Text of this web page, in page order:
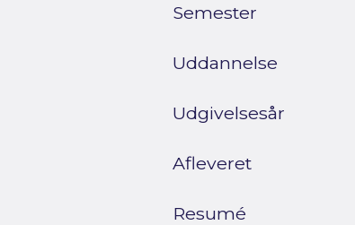
Semester
Uddannelse
Udgivelsesår
Afleveret
Resumé